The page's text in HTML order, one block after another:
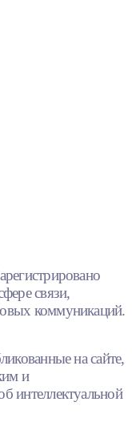
связи,
коммуникаций.
на сайте,
и
интеллектуальной